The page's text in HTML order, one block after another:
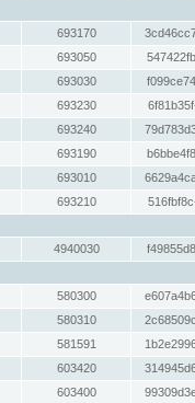
693170
693050
693030
693230
693240
693190
693010
693210
4940030
580300
580310
581591
603420
603400